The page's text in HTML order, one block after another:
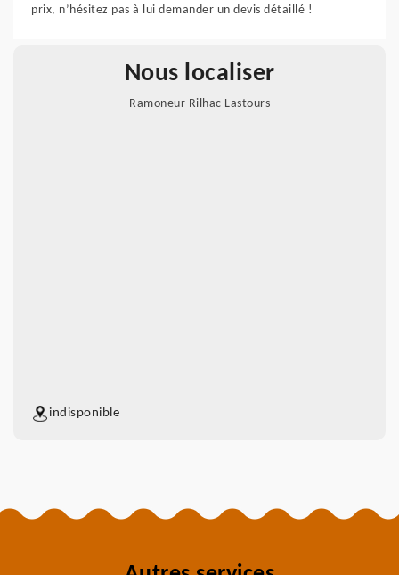
prix, n’hésitez pas à lui demander un devis détaillé !
Nous localiser
Ramoneur Rilhac Lastours
indisponible